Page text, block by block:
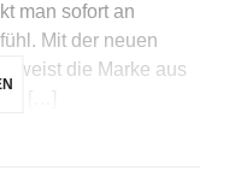
man sofort an
Mit der neuen
die Marke aus